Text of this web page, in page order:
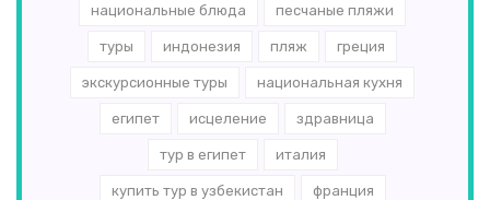
национальные блюда песчаные пляжи
туры индонезия пляж греция
экскурсионные туры национальная кухня
египет исцеление здравница
тур в египет италия
купить тур в узбекистан франция